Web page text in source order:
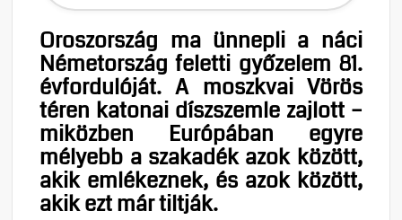
Oroszország ma ünnepli a náci
Németország feletti győzelem 81.
évfordulóját. A moszkvai Vörös
téren katonai díszszemle zajlott –
miközben Európában egyre
mélyebb a szakadék azok között,
akik emlékeznek, és azok között,
akik ezt már tiltják.